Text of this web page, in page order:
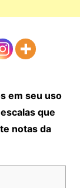
em seu uso
que
notas da